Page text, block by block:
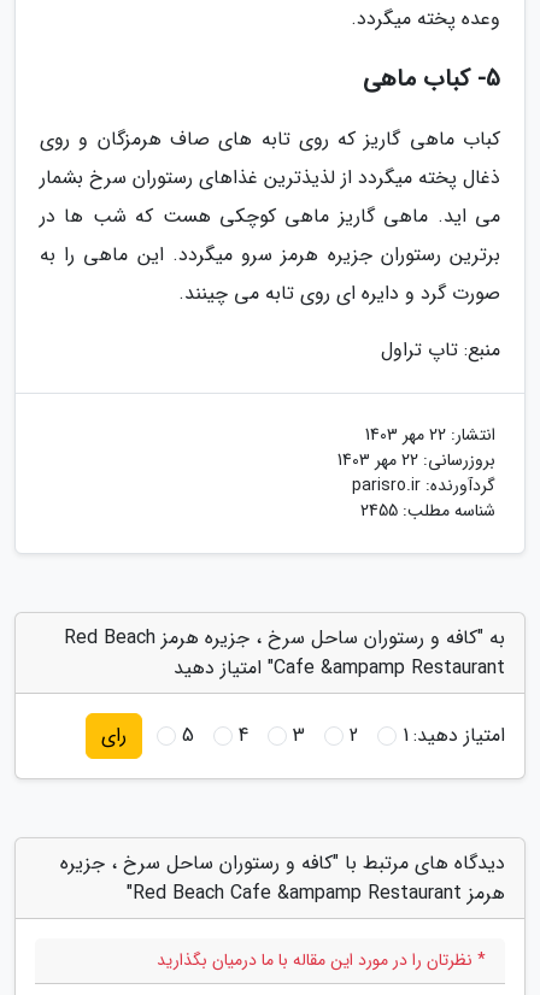
وعده پخته میگردد.
5- کباب ماهی
کباب ماهی گاریز که روی تابه های صاف هرمزگان و روی
ذغال پخته میگردد از لذیذترین غذاهای رستوران سرخ بشمار
می اید. ماهی گاریز ماهی کوچکی هست که شب ها در
برترین رستوران جزیره هرمز سرو میگردد. این ماهی را به
صورت گرد و دایره ای روی تابه می چینند.
منبع: تاپ تراول
انتشار: 22 مهر 1403
بروزرسانی: 22 مهر 1403
گردآورنده: parisro.ir
شناسه مطلب: 2455
به "کافه و رستوران ساحل سرخ ، جزیره هرمز Red Beach
Cafe &ampamp Restaurant" امتیاز دهید
امتیاز دهید:1
2
3
4
5 رای
دیدگاه های مرتبط با "کافه و رستوران ساحل سرخ ، جزیره
هرمز Red Beach Cafe &ampamp Restaurant"
* نظرتان را در مورد این مقاله با ما درمیان بگذارید